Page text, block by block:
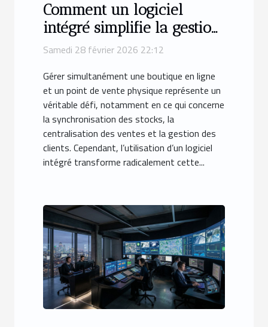
Comment un logiciel
intégré simplifie la gestion
de votre commerce en
Samedi 28 février 2026 22:12
Gérer simultanément une boutique en ligne
et un point de vente physique représente un
véritable défi, notamment en ce qui concerne
la synchronisation des stocks, la
centralisation des ventes et la gestion des
clients. Cependant, l’utilisation d’un logiciel
intégré transforme radicalement cette...